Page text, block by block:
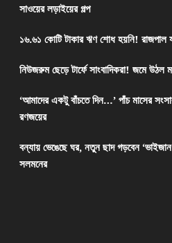
সাওয়ের লড়াইয়ের গল্প
১৬.৬১ কোটি টাকার ঋণ শোধ হয়নি! রাজপাল
নিউজরুম ছেড়ে টার্ফে সাংবাদিকরা! জমে উঠল
‘আমাদের একটু বাঁচতে দিন…’ পাঁচ মাসের
রণজয়ের
বন্যায় ভেঙেছে ঘর, নতুন ছাদ গড়বেন
সলমনের